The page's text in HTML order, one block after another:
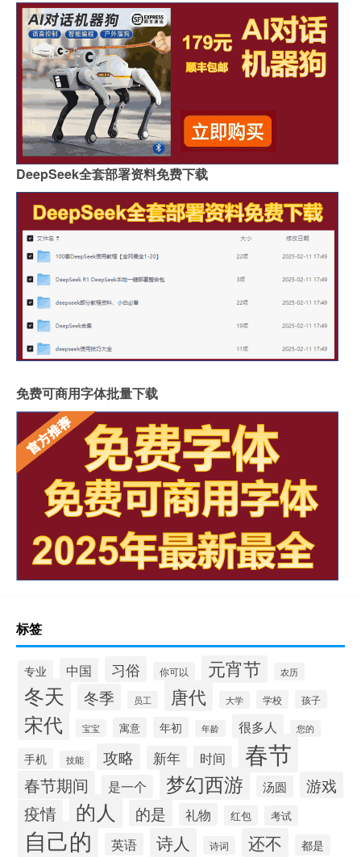
DeepSeek全套部署资料免费下载
免费可商用字体批量下载
标签
专业 中国 习俗 你可以 元宵节 农历
冬天 冬季 员工 唐代 大学 学校 孩子
宋代 宝宝 寓意 年初 年龄 很多人 您的
手机 技能 攻略 新年 时间 春节
春节期间 是一个 梦幻西游 汤圆 游戏
疫情 的人 的是 礼物 红包 考试
自己的 英语 诗人 诗词 还不 都是